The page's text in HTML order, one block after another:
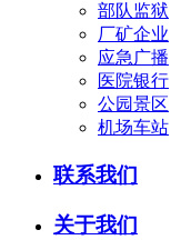
部队监狱
厂矿企业
应急广播
医院银行
公园景区
机场车站
联系我们
关于我们